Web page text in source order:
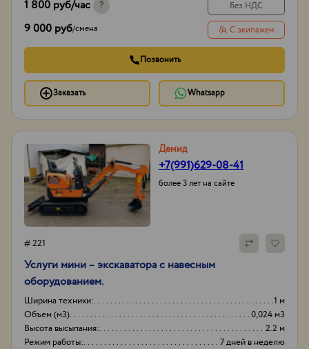
1 800 руб/час ?
9 000 руб/смена
Без НДС
С экипажем
Позвонить
Заказать Whatsapp
Демид
+7(991)629-08-41
более 3 лет на сайте
# 221
Услуги мини – экскаватора с навесным
оборудованием.
Ширина техники:
1 м
Объем (м3)
0,024 м3
Высота высыпания:
2.2 м
Режим работы:
7 дней в неделю